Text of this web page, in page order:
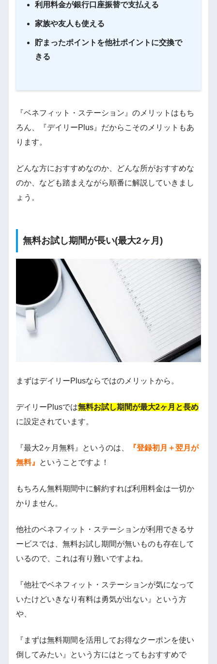
利用料金が銀行口座振替で支払える
家族や友人も使える
貯まったポイントを他社ポイントに交換で
きる
『ベネフィット・ステーション』のメリットはもち
ろん、『デイリーPlus』だからこそのメリットもあ
ります。
どんな方におすすめなのか、どんな所がおすすめな
のか、なども踏まえながら順番に解説していきまし
ょう。
無料お試し期間が長い(最大2ヶ月)
まずはデイリーPlusならではのメリットから。
デイリーPlusでは無料お試し期間が最大2ヶ月と長め
に設定されています。
『最大2ヶ月無料』というのは、
『登録初月＋翌月が
無料』
ということですよ！
もちろん無料期間中に解約すれば利用料金は一切か
かりません。
他社のベネフィット・ステーションが利用できるサ
ービスでは、無料お試し期間が無いものも存在して
いるので、これは有り難いですよね。
『他社でベネフィット・ステーションが気になって
いたけどいきなり有料は勇気が出ない』という方
や、
『まずは無料期間を活用してお得なクーポンを使い
倒してみたい』という方にはとってもおすすめで